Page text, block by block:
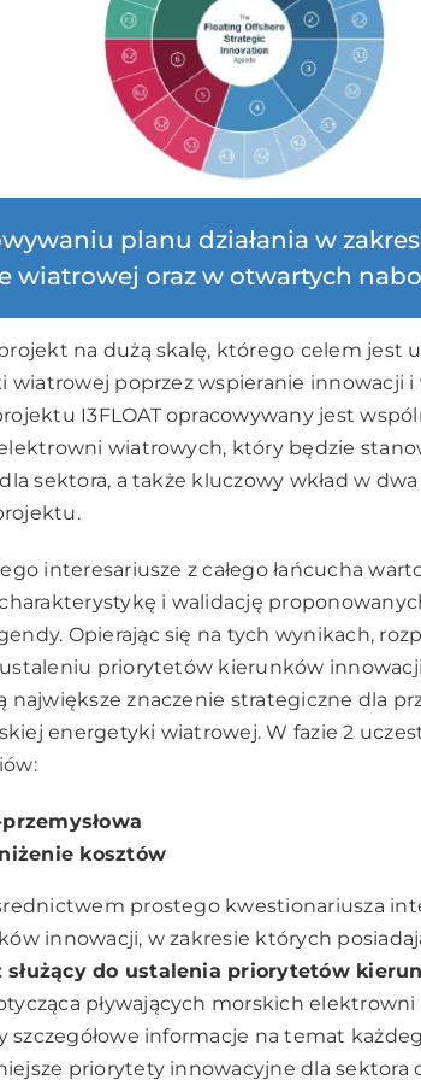
planu działania w
wiatrowej oraz w otwartych
na dużą skalę, którego celem jest
wiatrowej poprzez wspieranie innowacji
I3FLOAT opracowywany jest
wiatrowych, który będzie
sektora, a także kluczowy wkład w
interesariusze z całego łańcucha
i walidację
Opierając się na tych wynikach,
priorytetów kierunków
znaczenie strategiczne dla
energetyki wiatrowej. W fazie 2
kosztów
prostego kwestionariusza
innowacji, w zakresie których
służący do ustalenia priorytetów
pływających morskich elektrowni
szczegółowe informacje na temat
priorytety innowacyjne dla sektora